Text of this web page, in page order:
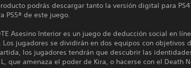
podrás descargar tanto la versión digital para
PS5® de este juego.
Asesino Interior es un juego de deducción social en
Los jugadores se dividirán en dos equipos con objetivos
los jugadores tendrán que descubrir las
que amenaza el poder de Kira, o hacerse con el Death